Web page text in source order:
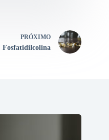
PRÓXIMO
Fosfatidilcolina